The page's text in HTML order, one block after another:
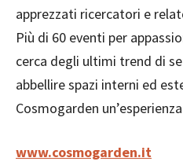
apprezzati ricercatori e
Più di 60 eventi per
cerca degli ultimi trend di
abbellire spazi interni ed
Cosmogarden
www.cosmogarden.it